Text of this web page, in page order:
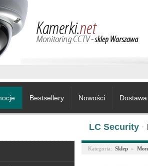
Bestsellery Nowości
LC Security ·
Kategoria: Sklep »